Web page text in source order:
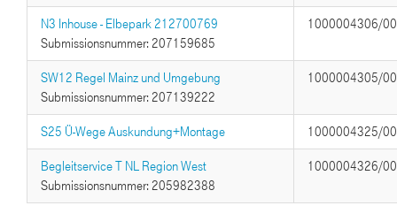
N3 Inhouse - Elbepark 212700769
Submissionsnummer: 207159685
1000004306/
SW12 Regel Mainz und Umgebung
Submissionsnummer: 207139222
1000004305/
S25 Ü-Wege Auskundung+Montage 1000004325/
Begleitservice T NL Region West
Submissionsnummer: 205982388
1000004326/